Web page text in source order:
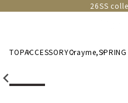
26SS
TOPACCESSORYCrayme,